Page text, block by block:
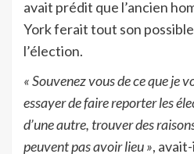
avait prédit que l’ancien
York ferait tout son
l’élection.
« Souvenez vous de ce que je
essayer de faire reporter les
d’une autre, trouver des
peuvent pas avoir lieu »,